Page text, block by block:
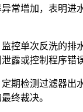
常增加，表明进
监控单次反洗的排
露或控制程序错误
期检测过滤器出
终裁决。